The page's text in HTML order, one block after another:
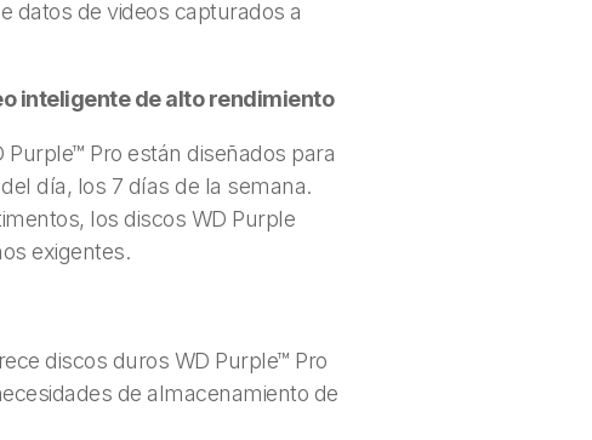
datos de videos capturados a
inteligente de alto rendimiento
Pro están diseñados para
día, los 7 días de la semana.
los discos WD Purple
exigentes.
discos duros WD Purple™ Pro
de almacenamiento de